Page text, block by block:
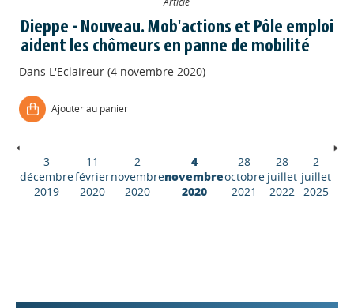
Dieppe - Nouveau. Mob'actions et Pôle emploi
aident les chômeurs en panne de mobilité
Dans L'Eclaireur (4 novembre 2020)
Ajouter au panier
3
décembre
2019
11
février
2020
2
novembre
2020
4
novembre
2020
28
octobre
2021
28
juillet
2022
2
juillet
2025
Appels à projets